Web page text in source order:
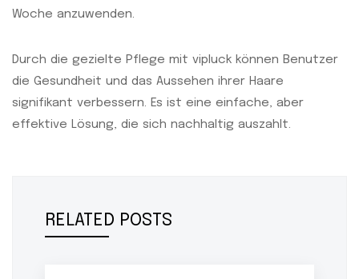
Woche anzuwenden.
Durch die gezielte Pflege mit vipluck können Benutzer
die Gesundheit und das Aussehen ihrer Haare
signifikant verbessern. Es ist eine einfache, aber
effektive Lösung, die sich nachhaltig auszahlt.
RELATED POSTS